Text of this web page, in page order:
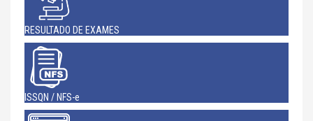
RESULTADO DE EXAMES
ISSQN / NFS-e